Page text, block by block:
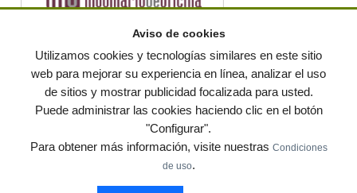
© residuos.com - Todos los derechos reservados Política de privacidad
Condiciones de uso|Contacto |Editores|Mapa web|Preguntas frecuentes|Publica
tus anuncios gratis!
Muebles de terraza y jardin Notas de prensa
Aviso de cookies
Utilizamos cookies y tecnologías similares en este sitio
web para mejorar su experiencia en línea, analizar el uso
de sitios y mostrar publicidad focalizada para usted.
Puede administrar las cookies haciendo clic en el botón
"Configurar".
Para obtener más información, visite nuestras Condiciones
de uso.